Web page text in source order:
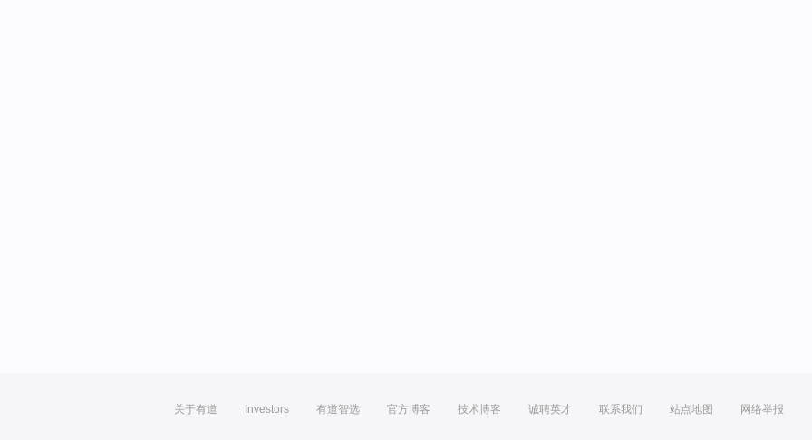
关于有道 Investors 有道智选 官方博客 技术博客 诚聘英才 联系我们 站点地图 网络举报